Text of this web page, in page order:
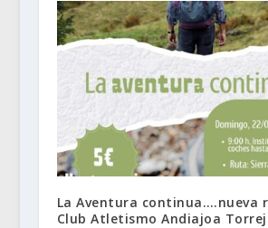
La Aventura continua….nueva
Club Atletismo Andiajoa